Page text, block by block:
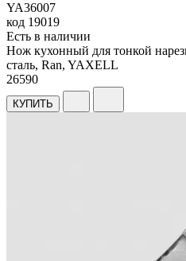
YA36007
код 19019
Есть в наличии
Нож кухонный для тонкой
сталь, Ran, YAXELL
26590
КУПИТЬ